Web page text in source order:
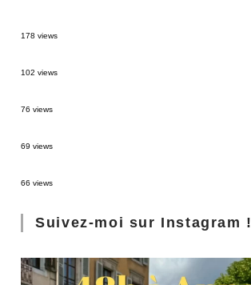
178 views
102 views
76 views
69 views
66 views
Suivez-moi sur Instagram !